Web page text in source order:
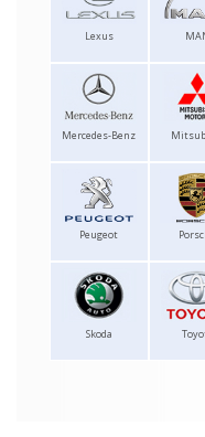
Lexus
Mercedes-Benz
Peugeot
Skoda